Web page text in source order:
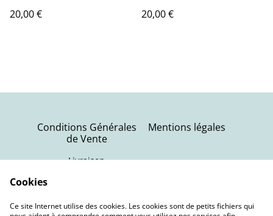
20,00 €
20,00 €
Conditions Générales
de Vente
Livraison
Mentions légales
Politique de cookies
Cookies
Ce site Internet utilise des cookies. Les cookies sont de petits fichiers qui